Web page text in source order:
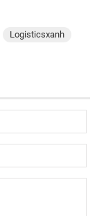
Logisticsxanh